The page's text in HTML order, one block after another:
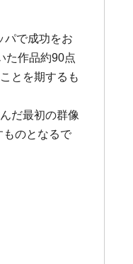
パで成功をお
た作品約90点
とを期するも
だ最初の群像
ものとなるで